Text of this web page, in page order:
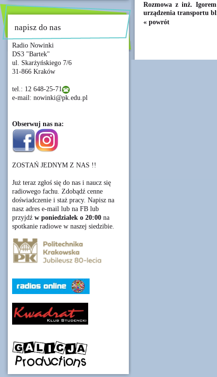
napisz do nas
Radio Nowinki
DS3 "Bartek"
ul. Skarżyńskiego 7/6
31-866 Kraków
tel.: 12 648-25-71
e-mail: nowinki@pk.edu.pl
Obserwuj nas na:
ZOSTAŃ JEDNYM Z NAS !!
Już teraz zgłoś się do nas i naucz się
radiowego fachu. Zdobądź cenne
doświadczenie i staż pracy. Napisz na
nasz adres e-mail lub na FB lub
przyjdź w poniedziałek o 20:00 na
spotkanie radiowe w naszej siedzibie.
Rozmowa z inż.
urządzenia transportu
« powrót